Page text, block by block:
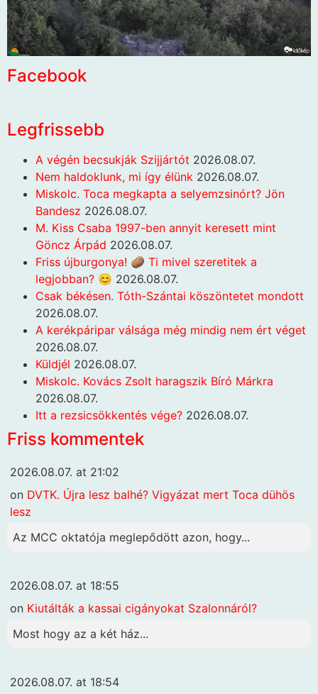
Facebook
Legfrissebb
A végén becsukják Szijjártót 2026.08.07.
Nem haldoklunk, mi így élünk 2026.08.07.
Miskolc. Toca megkapta a selyemzsinórt? Jön
Bandesz 2026.08.07.
M. Kiss Csaba 1997-ben annyit keresett mint
Göncz Árpád 2026.08.07.
Friss újburgonya! 🥔 Ti mivel szeretitek a
legjobban? 😊 2026.08.07.
Csak békésen. Tóth-Szántai köszöntetet mondott
2026.08.07.
A kerékpáripar válsága még mindig nem ért véget
2026.08.07.
Küldjél 2026.08.07.
Miskolc. Kovács Zsolt haragszik Bíró Márkra
2026.08.07.
Itt a rezsicsökkentés vége? 2026.08.07.
Friss kommentek
2026.08.07. at 21:02
on DVTK. Újra lesz balhé? Vigyázat mert Toca dühös
lesz
Az MCC oktatója meglepődött azon, hogy...
2026.08.07. at 18:55
on Kiutálták a kassai cigányokat Szalonnáról?
Most hogy az a két ház...
2026.08.07. at 18:54